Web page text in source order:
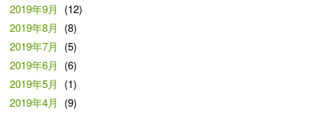
2019年9月
(12)
2019年8月
(8)
2019年7月
(5)
2019年6月
(6)
2019年5月
(1)
2019年4月
(9)